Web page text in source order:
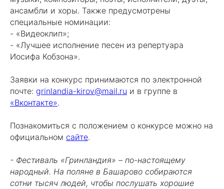
ансамбли и хоры. Также предусмотрены
специальные номинации:
- «Видеоклип»;
- «Лучшее исполнение песен из репертуара
Иосифа Кобзона».
Заявки на конкурс принимаются по электронной
почте: grinlandia-kirov@mail.ru и в группе в
«Вконтакте».
Познакомиться с положением о конкурсе можно на
официальном сайте.
- Фестиваль «Гринландия» – по-настоящему
народный. На поляне в Башарово собираются
сотни тысяч людей, чтобы послушать хорошие